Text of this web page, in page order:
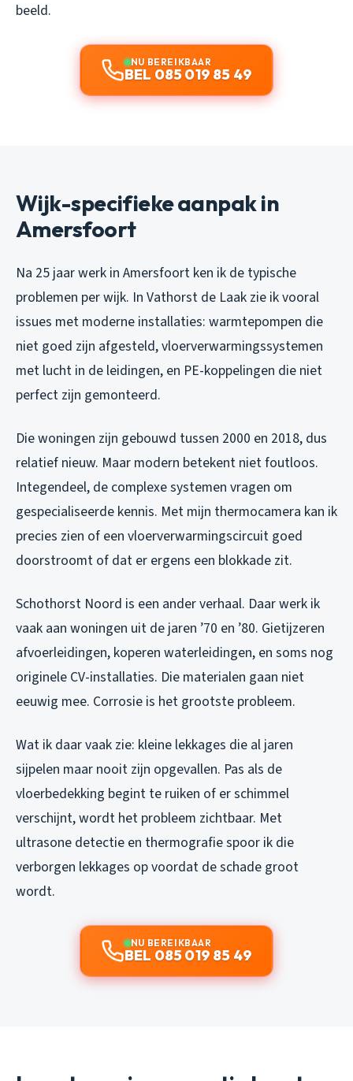
beeld.
NU BEREIKBAAR
BEL 085 019 85 49
Wijk-specifieke aanpak in
Amersfoort
Na 25 jaar werk in Amersfoort ken ik de typische
problemen per wijk. In Vathorst de Laak zie ik vooral
issues met moderne installaties: warmtepompen die
niet goed zijn afgesteld, vloerverwarmingssystemen
met lucht in de leidingen, en PE-koppelingen die niet
perfect zijn gemonteerd.
Die woningen zijn gebouwd tussen 2000 en 2018, dus
relatief nieuw. Maar modern betekent niet foutloos.
Integendeel, de complexe systemen vragen om
gespecialiseerde kennis. Met mijn thermocamera kan ik
precies zien of een vloerverwarmingscircuit goed
doorstroomt of dat er ergens een blokkade zit.
Schothorst Noord is een ander verhaal. Daar werk ik
vaak aan woningen uit de jaren ’70 en ’80. Gietijzeren
afvoerleidingen, koperen waterleidingen, en soms nog
originele CV-installaties. Die materialen gaan niet
eeuwig mee. Corrosie is het grootste probleem.
Wat ik daar vaak zie: kleine lekkages die al jaren
sijpelen maar nooit zijn opgevallen. Pas als de
vloerbedekking begint te ruiken of er schimmel
verschijnt, wordt het probleem zichtbaar. Met
ultrasone detectie en thermografie spoor ik die
verborgen lekkages op voordat de schade groot
wordt.
NU BEREIKBAAR
BEL 085 019 85 49